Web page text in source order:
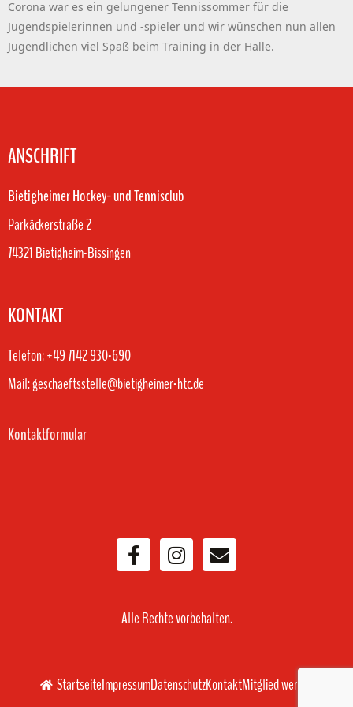
Corona war es ein gelungener Tennissommer für die
Jugendspielerinnen und -spieler und wir wünschen nun allen
Jugendlichen viel Spaß beim Training in der Halle.
ANSCHRIFT
Bietigheimer Hockey- und Tennisclub
Parkäckerstraße 2
74321 Bietigheim-Bissingen
KONTAKT
Telefon: +49 7142 930-690
Mail: geschaeftsstelle@bietigheimer-htc.de
Kontaktformular
Alle Rechte vorbehalten.
StartseiteImpressumDatenschutzKontaktMitglied werden